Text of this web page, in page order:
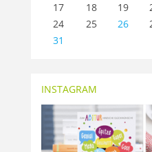
17
18 19
24
25 26
31
INSTAGRAM